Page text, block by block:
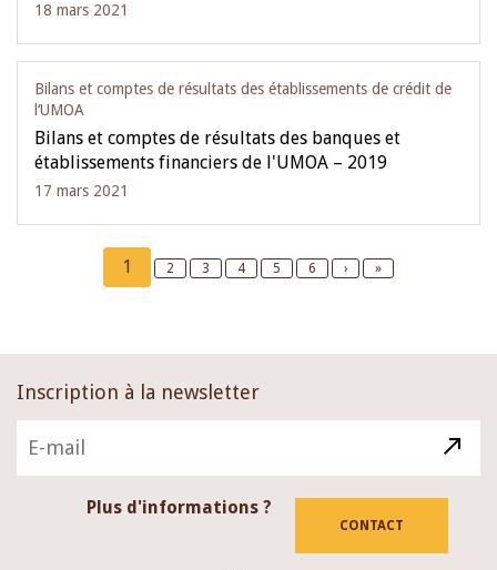
18 mars 2021
Bilans et comptes de résultats des établissements de crédit de
l‘UMOA
Bilans et comptes de résultats des banques et
établissements financiers de l'UMOA – 2019
17 mars 2021
Current
page
1 Page
2 Page
3 Page
4 Page
5 Page
6
Next
›
Last
»
Inscription à la newsletter
Plus d'informations ?
CONTACT